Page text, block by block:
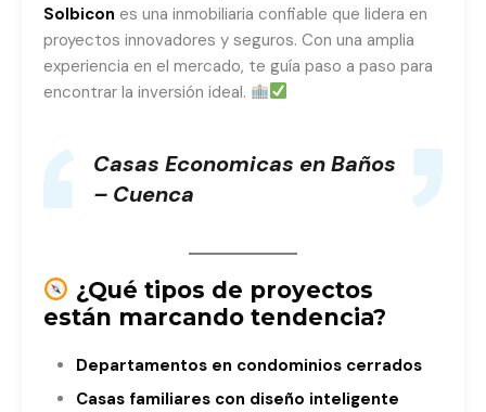
Solbicon es una inmobiliaria confiable que lidera en
proyectos innovadores y seguros. Con una amplia
experiencia en el mercado, te guía paso a paso para
encontrar la inversión ideal.
Casas Economicas en Baños
– Cuenca
¿Qué tipos de proyectos
están marcando tendencia?
Departamentos en condominios cerrados
Casas familiares con diseño inteligente